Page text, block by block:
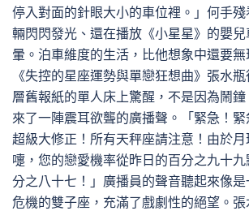
停入對面的針眼大小的車位裡。」何手殘
輛閃閃發光、還在播放《小星星》的嬰
暈。泊車維度的生活，比他想象中還要無
《失控的星座運勢與單戀狂想曲》張水
層舊報紙的單人床上驚醒，不是因為鬧
來了一陣震耳欲聾的廣播聲。「緊急！
超級大修正！所有天秤座請注意！由於
嚏，您的戀愛機率從昨日的百分之九十
分之八十七！」廣播員的聲音聽起來像
危機的雙子座，充滿了戲劇性的絕望。